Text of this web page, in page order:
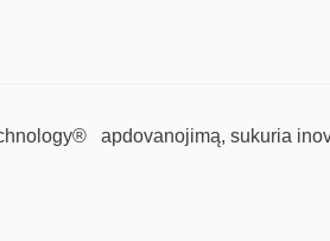
apdovanojimą, sukuria